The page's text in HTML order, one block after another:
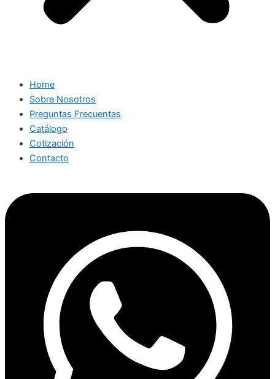
Home
Sobre Nosotros
Preguntas Frecuentas
Catálogo
Cotización
Contacto